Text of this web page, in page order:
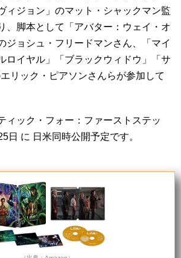
ィジョン」のマット・シャックマン監
、脚本として「アバター：ウェイ・オ
ジョシュ・フリードマンさん、「マイ
ロイヤル」「ブラックウィドウ」「サ
リック・ピアソンさんらが参加して
ィック・フォー：ファーストステッ
日 に 日米同時公開予定です。